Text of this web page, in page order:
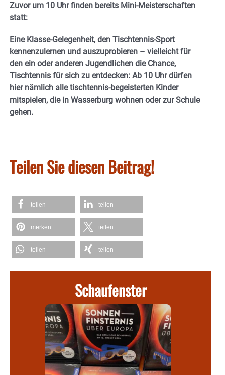
Zuvor um 10 Uhr finden bereits Mini-Meisterschaften
statt:
Eine Klasse-Gelegenheit, den Tischtennis-Sport
kennenzulernen und auszuprobieren – vielleicht für
den ein oder anderen Jugendlichen die Chance,
Tischtennis für sich zu entdecken: Ab 10 Uhr dürfen
hier nämlich alle tischtennis-begeisterten Kinder
mitspielen, die in Wasserburg wohnen oder zur Schule
gehen.
Teilen Sie diesen Beitrag!
teilen teilen
merken teilen
teilen teilen
Schaufenster